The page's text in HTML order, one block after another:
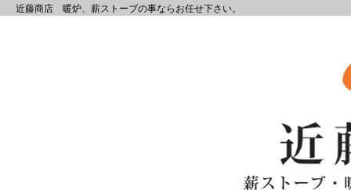
近藤商店 暖炉、薪ストーブの事ならお任せ下さい。